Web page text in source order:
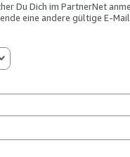
Du Dich im PartnerNet
eine andere gültige E-